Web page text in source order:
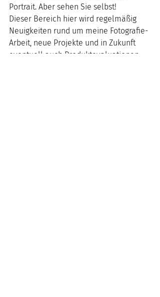
Portrait. Aber sehen Sie selbst!
Dieser Bereich hier wird regelmäßig
Neuigkeiten rund um meine Fotografie-
Arbeit, neue Projekte und in Zukunft
eventuell auch Produktevaluationen